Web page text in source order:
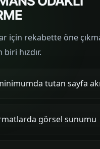
için rekabette öne
biri hızdır.
tutan sayfa
görsel sunumu